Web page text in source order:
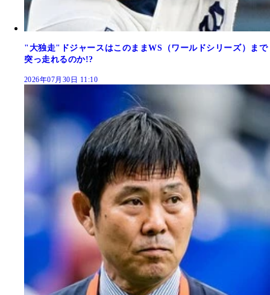
"大独走"ドジャースはこのままWS（ワールドシリーズ）まで
突っ走れるのか!?
2026年07月30日 11:10